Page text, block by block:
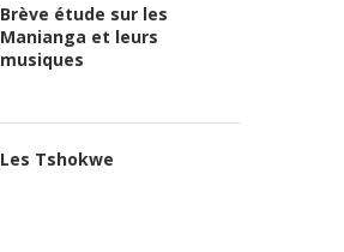
Brève étude sur les
Manianga et leurs
musiques
Les Tshokwe